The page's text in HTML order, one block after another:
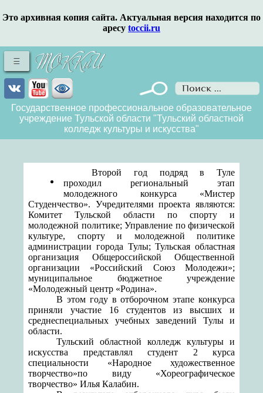
Это архивная копия сайта. Актуальная версия находится по
аресу toccii.ru
Государственное профессиональное образовательное
учреждение Тульской области "Тульский областной
колледж культуры и искусства"
Второй год подряд в Туле
проходил региональный этап
молодежного конкурса «Мистер
Студенчество». Учредителями проекта являются:
Комитет Тульской области по спорту и
молодежной политике; Управление по физической
культуре, спорту и молодежной политике
администрации города Тулы; Тульская областная
организация Общероссийской Общественной
организации «Российский Союз Молодежи»;
муниципальное бюджетное учреждение
«Молодежный центр «Родина».
В этом году в отборочном этапе конкурса
приняли участие 16 студентов из высших и
среднеспециальных учебных заведений Тулы и
области.
Тульский областной колледж культуры и
искусства представлял студент 2 курса
специальности «Народное художественное
творчество»по виду «Хореографическое
творчество» Илья Калабин.